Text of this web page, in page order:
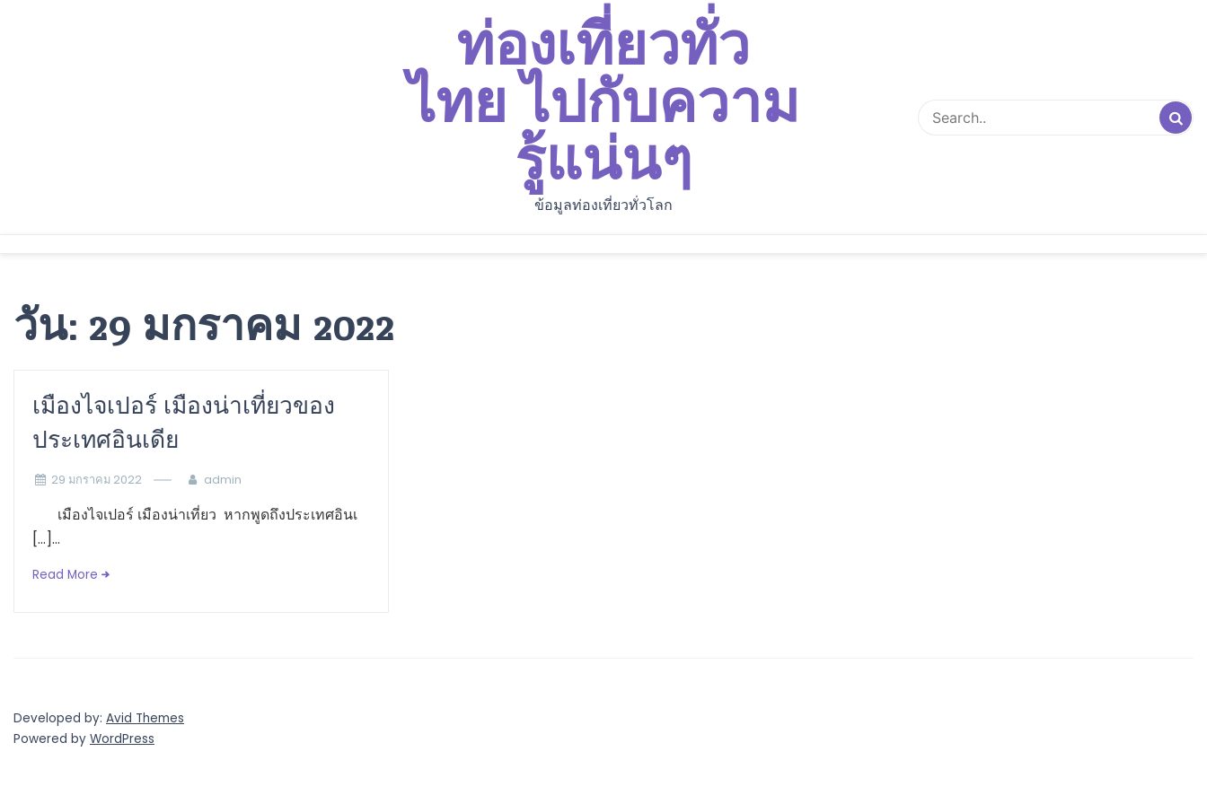
ท่องเที่ยวทั่ว
ไทย ไปกับความ
รู้แน่นๆ
ข้อมูลท่องเที่ยวทั่วโลก
วัน: 29 มกราคม 2022
เมืองไจเปอร์ เมืองน่าเที่ยวของ
ประเทศอินเดีย
29 มกราคม 2022 admin
เมืองไจเปอร์ เมืองน่าเที่ยว หากพูดถึงประเทศอินเ
[…]...
Read More
Developed by: Avid Themes
Powered by WordPress